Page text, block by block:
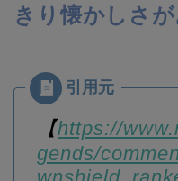
きり懐かしさが
【https://
gends/